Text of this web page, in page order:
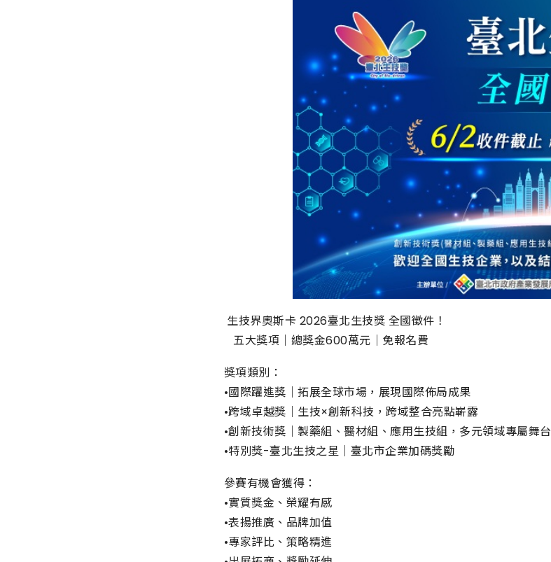
生技界奧斯卡 2026臺北生技獎 全國徵件！
五大獎項｜總獎金600萬元｜免報名費
獎項類別：
•國際躍進獎｜拓展全球市場，展現國際佈局成果
•跨域卓越獎｜生技×創新科技，跨域整合亮點嶄露
•創新技術獎｜製藥組、醫材組、應用生技組，多元領域專屬舞台
•特別獎-臺北生技之星｜臺北市企業加碼獎勵
參賽有機會獲得：
•實質獎金、榮耀有感
•表揚推廣、品牌加值
•專家評比、策略精進